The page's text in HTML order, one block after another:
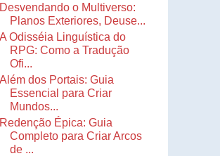
Desvendando o Multiverso:
Planos Exteriores, Deuse...
A Odisséia Linguística do
RPG: Como a Tradução
Ofi...
Além dos Portais: Guia
Essencial para Criar
Mundos...
Redenção Épica: Guia
Completo para Criar Arcos
de ...